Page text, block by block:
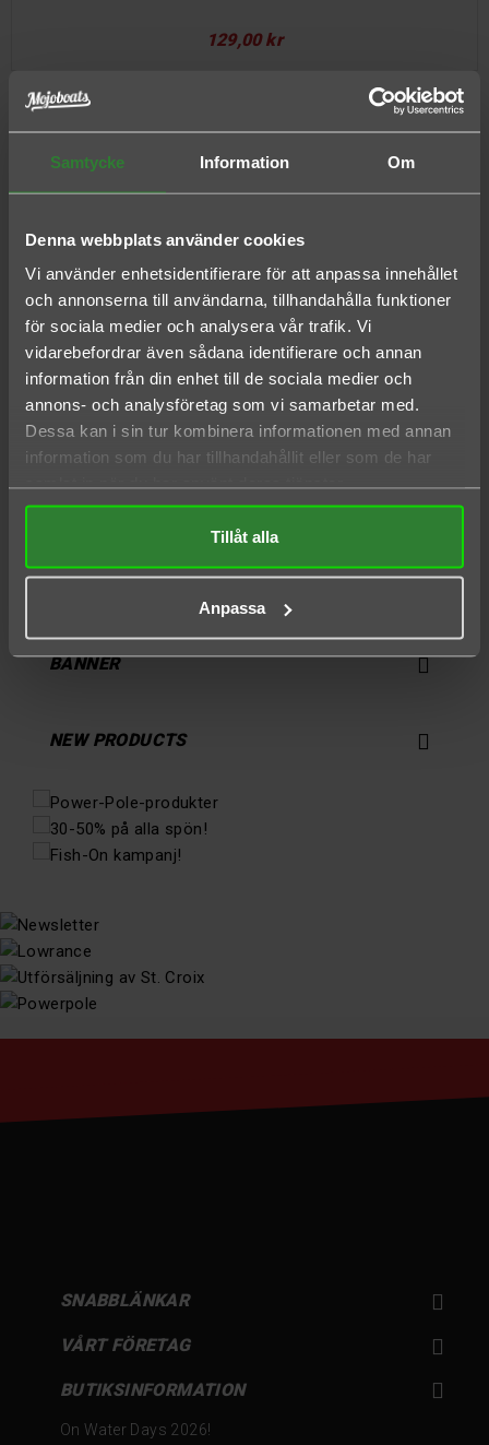
Samtycke Information Om
Denna webbplats använder cookies
Vi använder enhetsidentifierare för att anpassa innehållet
och annonserna till användarna, tillhandahålla funktioner
för sociala medier och analysera vår trafik. Vi
vidarebefordrar även sådana identifierare och annan
information från din enhet till de sociala medier och
annons- och analysföretag som vi samarbetar med.
Dessa kan i sin tur kombinera informationen med annan
information som du har tillhandahållit eller som de har
samlat in när du har använt deras tjänster.
Tillåt alla
Anpassa
129,00 kr
PITCH & STRIKE HEIKEGANI | GREEN PUMPKIN PINK RED FLAKE
129,00 kr
Visar 1-3 of 3 produkter
PITCH & STRIKE - PXS 
BANNER 
NEW PRODUCTS 
SNABBLÄNKAR 
VÅRT FÖRETAG 
BUTIKSINFORMATION 
On Water Days 2026!